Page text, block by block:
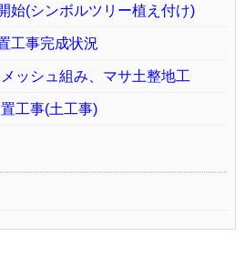
始(シンボルツリー植え付け)
工事完成状況
ッシュ組み、マサ土整地工
工事(土工事)